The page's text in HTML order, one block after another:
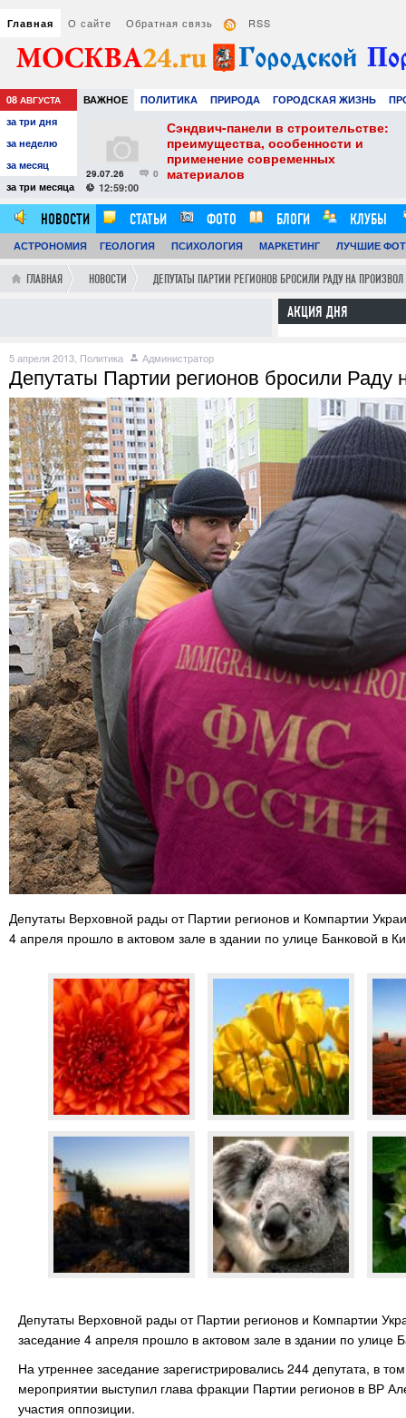
Главная О сайте Обратная связь RSS
08 АВГУСТА ВАЖНОЕ ПОЛИТИКА ПРИРОДА ГОРОДСКАЯ ЖИЗНЬ
ТЕХНОЛОГИИ
за три дня
за неделю
за месяц
за три месяца
советы для
0
29.07.26
12:59:00
Сэндвич-панели в строительстве:
преимущества, особенности и
применение современных
материалов
НОВОСТИ СТАТЬИ ФОТО БЛОГИ
КЛУБЫ
ОБЗОРЫ
ВИДЕОРЕПОРТАЖИ
АСТРОНОМИЯ ГЕОЛОГИЯ ПСИХОЛОГИЯ МАРКЕТИНГ ЛУЧШИЕ
ГЛАВНАЯ НОВОСТИ ДЕПУТАТЫ ПАРТИИ РЕГИОНОВ БРОСИЛИ РАДУ НА
АКЦИЯ ДНЯ
5 апреля 2013, Политика Администратор
Депутаты Партии регионов бросили Раду
Депутаты Верховной рады от Партии регионов и Компартии
4 апреля прошло в актовом зале в здании по улице Банковой в
Депутаты Верховной рады от Партии регионов и Компартии
заседание 4 апреля прошло в актовом зале в здании по улице
На утреннее заседание зарегистрировались 244 депутата, в
мероприятии выступил глава фракции Партии регионов в ВР
участия оппозиции.